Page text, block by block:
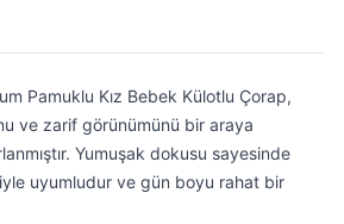
Pamuklu Kız Bebek Külotlu Çorap,
ve zarif görünümünü bir araya
Yumuşak dokusu sayesinde
uyumludur ve gün boyu rahat bir